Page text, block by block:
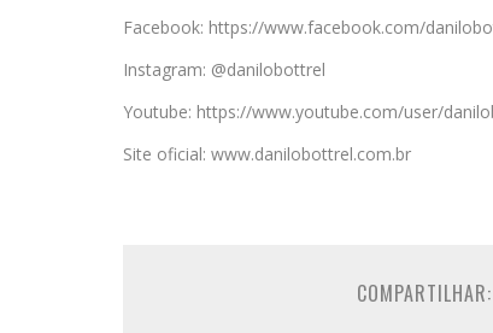
Facebook: https://www.facebook.com/
Instagram: @danilobottrel
Youtube: https://www.youtube.com/user/
Site oficial: www.danilobottrel.com.br
COMPARTILHAR: